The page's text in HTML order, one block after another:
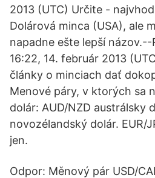
2013 (UTC) Určite -
Dolárová minca (USA), ale
napadne ešte lepší názov.--
16:22, 14. február 2013
články o minciach dať
Menové páry, v ktorých sa
dolár: AUD/NZD austrálsky
novozélandský dolár. EUR/
jen.
Odpor: Měnový pár USD/